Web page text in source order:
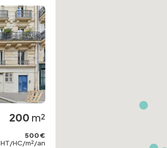
200 m²
500 €
HT/HC/m²/an